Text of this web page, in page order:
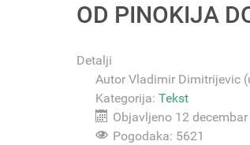
OD PINOKIJA
Detalji
Autor Vladimir Dimitrijevic
Kategorija: Tekst
Objavljeno 12
Pogodaka: 5621